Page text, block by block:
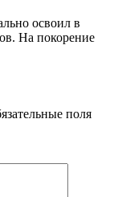
освоил в
На покорение
поля